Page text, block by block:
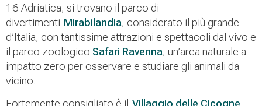
16 Adriatica, si trovano il parco di
divertimenti Mirabilandia, considerato il più grande
d’Italia, con tantissime attrazioni e spettacoli dal vivo e
il parco zoologico Safari Ravenna, un’area naturale a
impatto zero per osservare e studiare gli animali da
vicino.
Fortemente consigliato è il Villaggio delle Cicogne,